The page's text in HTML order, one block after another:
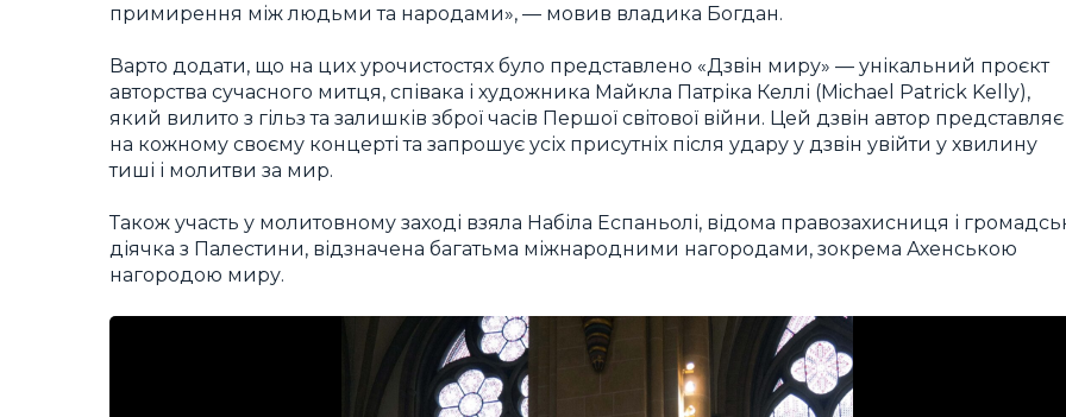
примирення між людьми та народами», — мовив владика Богдан.
Варто додати, що на цих урочистостях було представлено «Дзвін миру» — унікальний проєкт
авторства сучасного митця, співака і художника Майкла Патріка Келлі (Michael Patrick Kelly),
який вилито з гільз та залишків зброї часів Першої світової війни. Цей дзвін автор представляє
на кожному своєму концерті та запрошує усіх присутніх після удару у дзвін увійти у хвилину
тиші і молитви за мир.
Також участь у молитовному заході взяла Набіла Еспаньолі, відома правозахисниця і
діячка з Палестини, відзначена багатьма міжнародними нагородами, зокрема Ахенською
нагородою миру.